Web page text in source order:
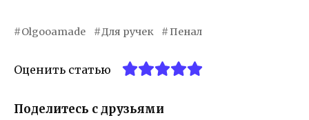
Olgooamade Для ручек Пенал
Оценить статью
Поделитесь с друзьями